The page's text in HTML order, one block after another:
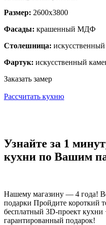
Размер: 2600х3800
Фасады: крашенный МДФ
Столешница:
Фартук: искусственный
Заказать замер
Рассчитать кухню
Узнайте за 1
кухни по Вашим
Нашему магазину — 4 года!
подарки Пройдите короткий
бесплатный 3D-проект кухни
гарантированный подарок!